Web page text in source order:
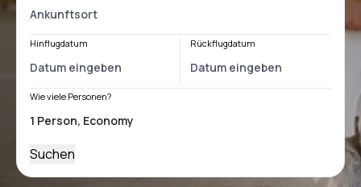
Hinflugdatum Rückflugdatum
Wie viele Personen?
Suchen